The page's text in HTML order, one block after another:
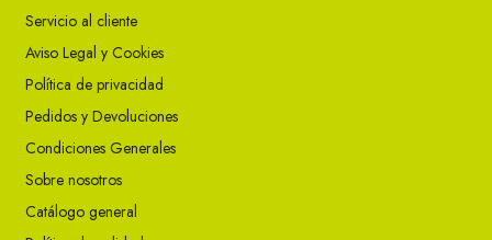
Servicio al cliente
Aviso Legal y Cookies
Política de privacidad
Pedidos y Devoluciones
Condiciones Generales
Sobre nosotros
Catálogo general